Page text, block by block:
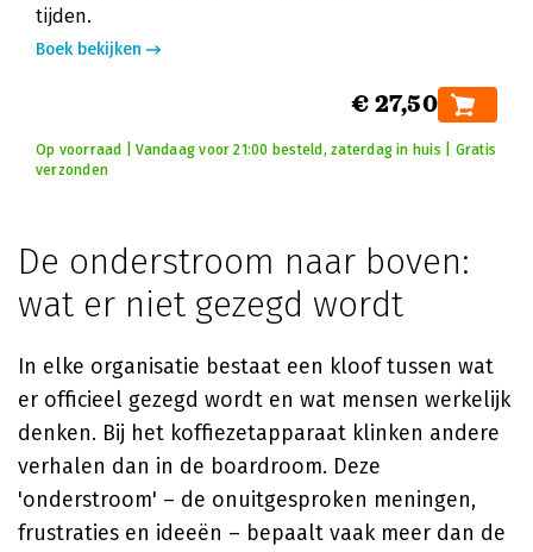
tijden.
Boek bekijken
€ 27,50
Op voorraad | Vandaag voor 21:00 besteld, zaterdag in huis | Gratis
verzonden
De onderstroom naar boven:
wat er niet gezegd wordt
In elke organisatie bestaat een kloof tussen wat
er officieel gezegd wordt en wat mensen werkelijk
denken. Bij het koffiezetapparaat klinken andere
verhalen dan in de boardroom. Deze
'onderstroom' – de onuitgesproken meningen,
frustraties en ideeën – bepaalt vaak meer dan de